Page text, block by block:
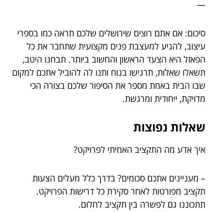
—
סיכום: אם אתם רוצים שירושלים שלכם תראה כמו בספרי
עיצוב, להגיע למעצבת פנים מקצועית שתחבר את כל
הפאזל היא הצעד הראשון והחשוב ביותר. תבחנו היטב,
תשאלו שאלות, תרגישו בנוח ותנו לה להוביל אתכם למקום
שבו הבית באמת מספר את הסיפור שלכם בצורה הכי
מדויקת, ייחודית ומרגשת.
שאלות נפוצות
איך אדע מה התקציב האמיתי לפרויקט?
– מעניינים אתכם סכומים? בדרך כלל מעלים הצעות
תקציב מפורטות לאחר סקירת כל דרישות הפרויקט.
תתכוננו גם לפשרה בין תקציב לחלום.